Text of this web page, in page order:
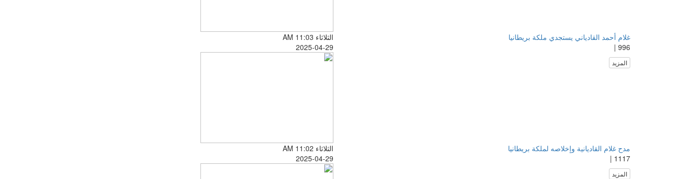
الثلاثاء AM 11:03
2025-04-29
غلام أحمد القادياني يستجدي ملكة بريطانيا
996 |
المزيد
الثلاثاء AM 11:02
2025-04-29
مدح غلام القاديانية وإخلاصه لملكة بريطانيا
1117 |
المزيد